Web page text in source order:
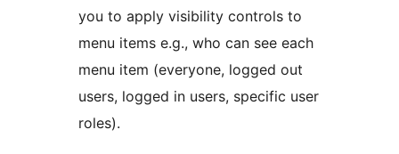
you to apply visibility controls to
menu items e.g., who can see each
menu item (everyone, logged out
users, logged in users, specific user
roles).